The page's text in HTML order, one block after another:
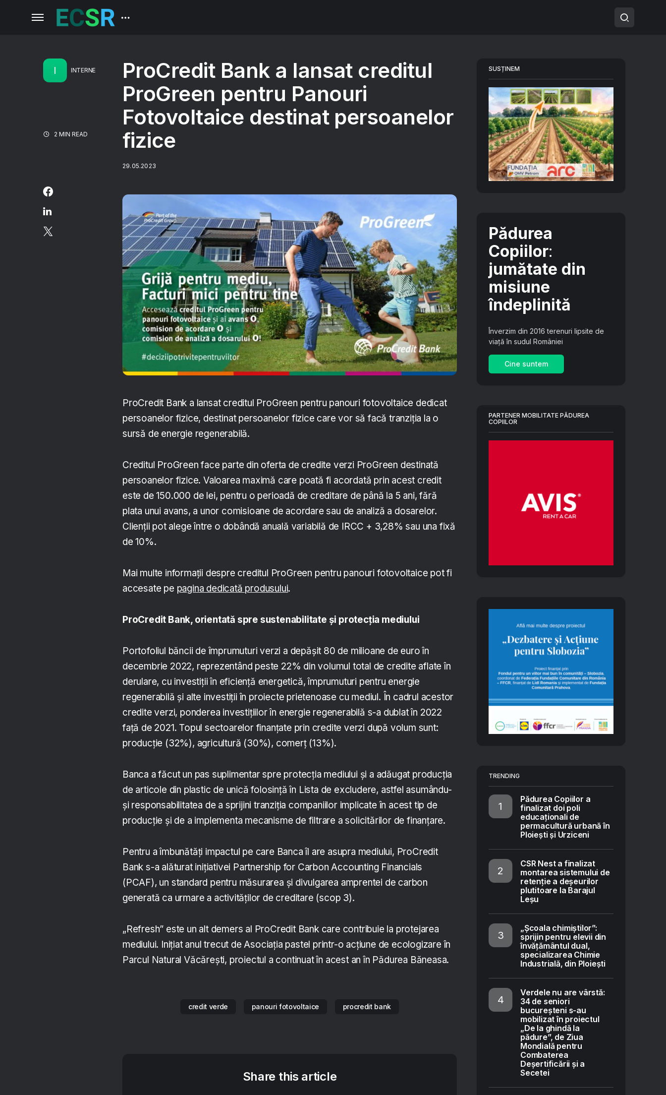
I INTERNE
2 MIN READ
ProCredit Bank a lansat creditul
ProGreen pentru Panouri
Fotovoltaice destinat persoanelor
fizice
29.05.2023
ProCredit Bank a lansat creditul ProGreen pentru panouri fotovoltaice dedicat
persoanelor fizice, destinat persoanelor fizice care vor să facă tranziția la o
sursă de energie regenerabilă.
Creditul ProGreen face parte din oferta de credite verzi ProGreen destinată
persoanelor fizice. Valoarea maximă care poată fi acordată prin acest credit
este de 150.000 de lei, pentru o perioadă de creditare de până la 5 ani, fără
plata unui avans, a unor comisioane de acordare sau de analiză a dosarelor.
Clienții pot alege între o dobândă anuală variabilă de IRCC + 3,28% sau una fixă
de 10%.
Mai multe informații despre creditul ProGreen pentru panouri fotovoltaice pot fi
accesate pe pagina dedicată produsului.
ProCredit Bank, orientată spre sustenabilitate și protecția mediului
Portofoliul băncii de împrumuturi verzi a depășit 80 de milioane de euro în
decembrie 2022, reprezentând peste 22% din volumul total de credite aflate în
derulare, cu investiții în eficiență energetică, împrumuturi pentru energie
regenerabilă și alte investiții în proiecte prietenoase cu mediul. În cadrul acestor
credite verzi, ponderea investițiilor în energie regenerabilă s-a dublat în 2022
față de 2021. Topul sectoarelor finanțate prin credite verzi după volum sunt:
producție (32%), agricultură (30%), comerț (13%).
Banca a făcut un pas suplimentar spre protecția mediului și a adăugat producția
de articole din plastic de unică folosință în Lista de excludere, astfel asumându-
și responsabilitatea de a sprijini tranziția companiilor implicate în acest tip de
producție și de a implementa mecanisme de filtrare a solicitărilor de finanțare.
Pentru a îmbunătăți impactul pe care Banca îl are asupra mediului, ProCredit
Bank s-a alăturat inițiativei Partnership for Carbon Accounting Financials
(PCAF), un standard pentru măsurarea și divulgarea amprentei de carbon
generată ca urmare a activităților de creditare (scop 3).
„Refresh” este un alt demers al ProCredit Bank care contribuie la protejarea
mediului. Inițiat anul trecut de Asociația pastel printr-o acțiune de ecologizare în
Parcul Natural Văcărești, proiectul a continuat în acest an în Pădurea Băneasa.
credit verde panouri fotovoltaice procredit bank
Share this article
SUSȚINEM
Pădurea
Copiilor:
jumătate din
misiune
îndeplinită
Înverzim din 2016 terenuri lipsite de
viață în sudul României
Cine suntem
PARTENER MOBILITATE PĂDUREA
COPIILOR
TRENDING
Pădurea Copiilor a
finalizat doi poli
educaționali de
permacultură urbană în
Ploiești și Urziceni
CSR Nest a finalizat
montarea sistemului de
retenție a deșeurilor
plutitoare la Barajul
Leșu
„Școala chimiștilor”:
sprijin pentru elevii din
învățământul dual,
specializarea Chimie
Industrială, din Ploiești
Verdele nu are vârstă:
34 de seniori
bucureșteni s-au
mobilizat în proiectul
„De la ghindă la
pădure”, de Ziua
Mondială pentru
Combaterea
Deșertificării și a
Secetei